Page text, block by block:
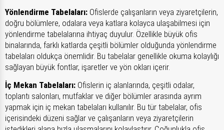
Yönlendirme Tabelaları: Ofislerde çalışanların veya ziyaretçilerin,
doğru bölümlere, odalara veya katlara kolayca ulaşabilmesi için
yönlendirme tabelalarına ihtiyaç duyulur. Özellikle büyük ofis
binalarında, farklı katlarda çeşitli bölümler olduğunda yönlendirme
tabelaları oldukça önemlidir. Bu tabelalar genellikle okuma kolaylığı
sağlayan büyük fontlar, işaretler ve yön okları içerir.
İç Mekan Tabelaları: Ofislerin iç alanlarında, çeşitli odalar,
toplantı salonları, mutfaklar ve diğer bölümler arasında ayrım
yapmak için iç mekan tabelaları kullanılır. Bu tür tabelalar, ofis
içerisindeki düzeni sağlar ve çalışanların veya ziyaretçilerin